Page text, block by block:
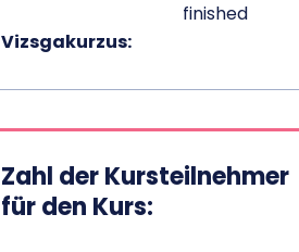
finished
Vizsgakurzus:
Zahl der Kursteilnehmer
für den Kurs: